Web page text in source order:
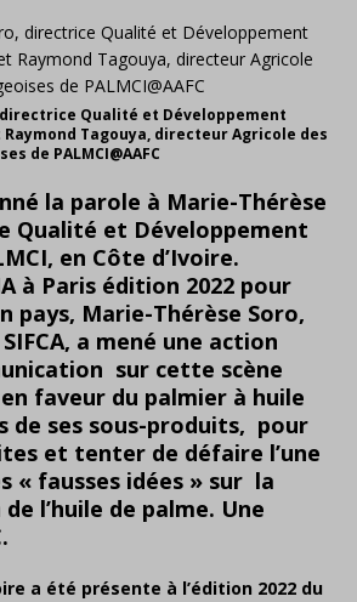
Qualité et Développement
Raymond Tagouya, directeur Agricole des
de PALMCI@AAFC
la parole à Marie-Thérèse
Qualité et Développement
en Côte d’Ivoire.
à Paris édition 2022 pour
pays, Marie-Thérèse Soro,
a mené une action
sur cette scène
faveur du palmier à huile
de ses sous-produits, pour
et tenter de défaire l’une
« fausses idées » sur la
l’huile de palme. Une
a été présente à l’édition 2022 du